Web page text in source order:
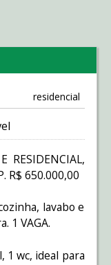
residencial
RESIDENCIAL,
R$ 650.000,00
lavabo e
1 VAGA.
1 wc, ideal para